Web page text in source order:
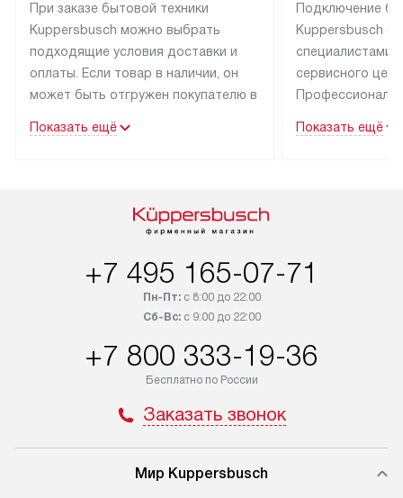
При заказе бытовой техники
Kuppersbusch можно выбрать
подходящие условия доставки и
оплаты. Если товар в наличии, он
может быть отгружен покупателю в
специальным лейблом
дополнительно. Возможна
Показать ещё
Подключение
Kuppersbusch
специалистами
сервисного
эксплуатации
Показать ещё
+7 495 165-07-71
Пн-Пт:с 8:00 до 22:00
Сб-Вс:с 9:00 до 22:00
+7 800 333-19-36
Бесплатно по России
Заказать звонок
Мир Kuppersbusch